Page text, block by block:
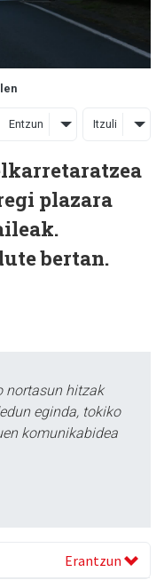
Entzun Itzuli
plazara
bertan.
nortasun hitzak
eginda, tokiko
komunikabidea
Erantzun